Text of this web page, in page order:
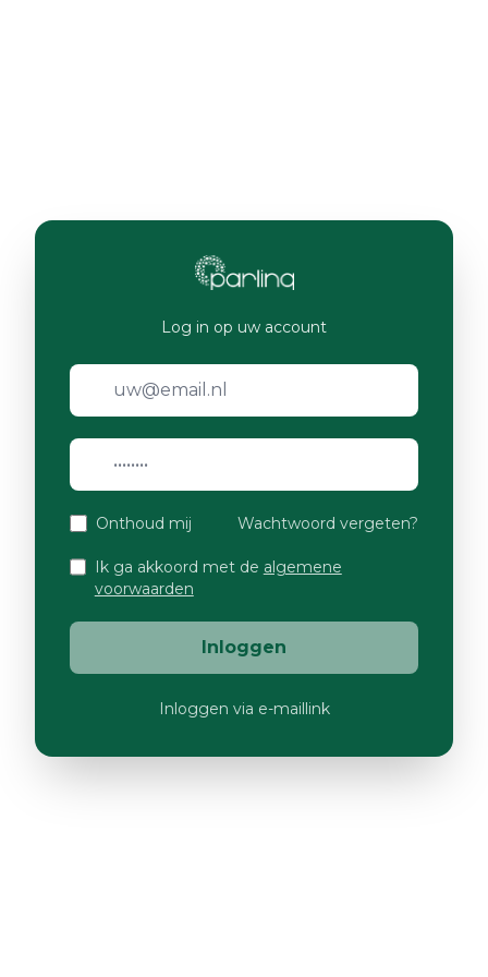
Log in op uw account
Onthoud mij Wachtwoord vergeten?
Ik ga akkoord met de algemene
voorwaarden
Inloggen
Inloggen via e-maillink